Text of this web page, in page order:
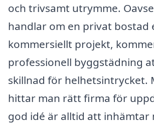
och trivsamt utrymme.
handlar om en privat bostad
kommersiellt projekt,
professionell byggstädning
skillnad för helhetsintrycket.
hittar man rätt firma för
god idé är alltid att inhämtar